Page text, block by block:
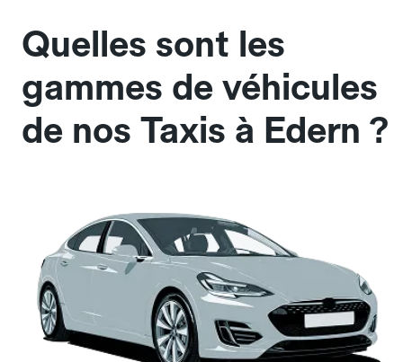
Quelles sont les
gammes de véhicules
de nos Taxis à Edern ?